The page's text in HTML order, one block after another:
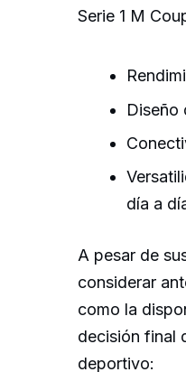
Serie 1 M
Diseño
día a
A pesar de
considerar
como la
decisión final
deportivo: